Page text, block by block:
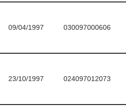
09/04/1997 030097000606
23/10/1997 024097012073